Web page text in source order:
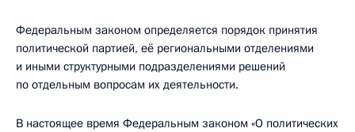
Федеральным законом определяется порядок принятия
политической партией, её региональными отделениями
и иными структурными подразделениями решений
по отдельным вопросам их деятельности.
В настоящее время Федеральным законом «О политических